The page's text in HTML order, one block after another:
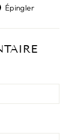
Épingler